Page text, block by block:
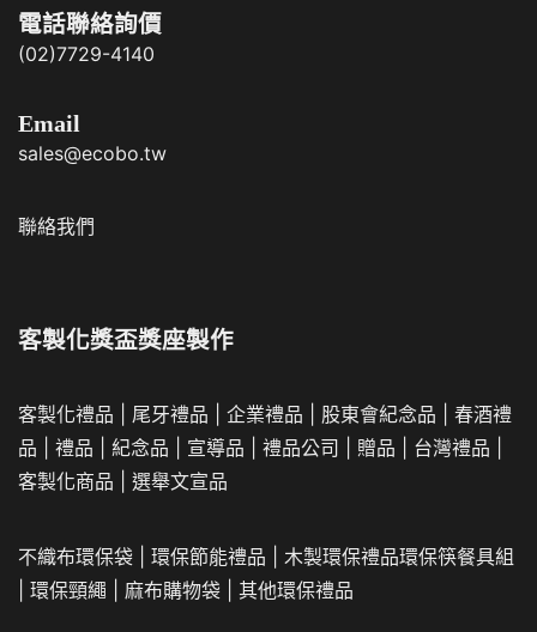
電話聯絡詢價
(02)7729-4140
Email
sales@ecobo.tw
聯絡我們
客製化獎盃獎座製作
客製化禮品 尾牙禮品 企業禮品 股東會紀念品
春酒禮
品
禮品 紀念品 宣導品 禮品公司 贈品 台灣禮品
客製化商品
選舉文宣品
不織布環保袋 環保節能禮品 木製環保禮品環保筷餐具組
環保頸繩 麻布購物袋 其他環保禮品